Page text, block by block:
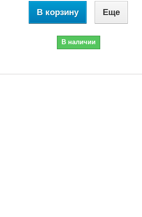
В корзину Еще
В наличии